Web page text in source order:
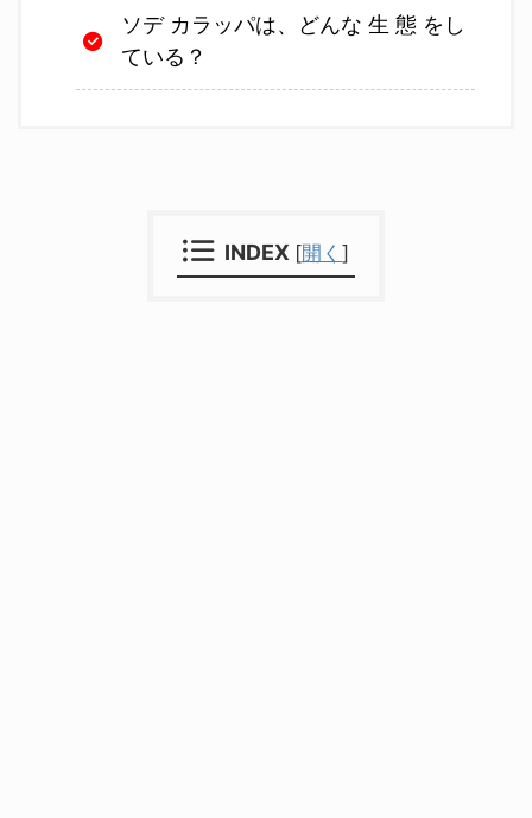
ソデ カラッパは、どんな 生 態 をし
ている？
INDEX [開く ]